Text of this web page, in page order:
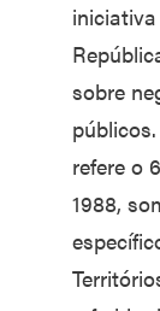
sobre
refere o
1988,